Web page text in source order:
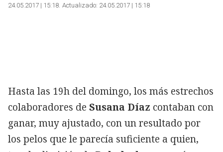
24.05.2017 | 15:18 Actualizado: 24.05.2017 | 15:18
Hasta las 19h del domingo, los más estrechos
colaboradores de Susana Díaz contaban con
ganar, muy ajustado, con un resultado por
los pelos que le parecía suficiente a quien,